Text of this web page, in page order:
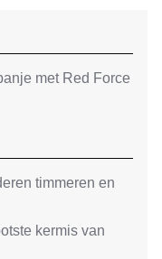
met Red Force
timmeren en
kermis van